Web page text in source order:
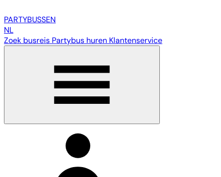
PARTYBUSSEN
NL
Zoek busreis Partybus huren Klantenservice